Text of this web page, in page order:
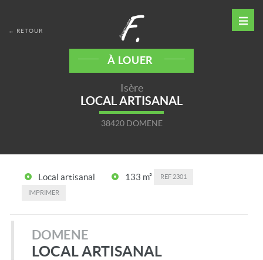
← RETOUR
À LOUER
Isère
LOCAL ARTISANAL
38420 DOMENE
Local artisanal 133 m² REF 2301
IMPRIMER
DOMENE
LOCAL ARTISANAL